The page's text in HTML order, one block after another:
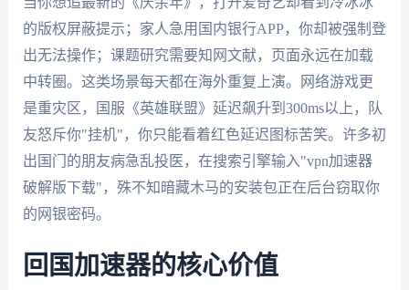
的版权屏蔽提示；家人急用国内银行APP，你却被强制登
出无法操作；课题研究需要知网文献，页面永远在加载
中转圈。这类场景每天都在海外重复上演。网络游戏更
是重灾区，国服《英雄联盟》延迟飙升到300ms以上，队
友怒斥你"挂机"，你只能看着红色延迟图标苦笑。许多初
出国门的朋友病急乱投医，在搜索引擎输入"vpn加速器
破解版下载"，殊不知暗藏木马的安装包正在后台窃取你
的网银密码。
回国加速器的核心价值